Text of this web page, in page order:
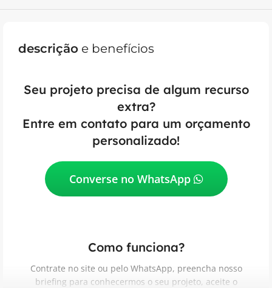
descrição e benefícios
Seu projeto precisa de algum recurso
extra?
Entre em contato para um orçamento
personalizado!
Converse no WhatsApp
Como funciona?
Contrate no site ou pelo WhatsApp, preencha nosso
briefing para conhecermos o seu projeto, aceite o